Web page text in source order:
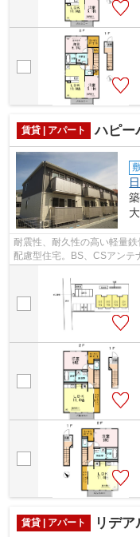
賃貸 | アパート ハピー
耐震性、耐久性の高い軽量
配慮型住宅。BS、CSアンテ
賃貸 | アパート リデア